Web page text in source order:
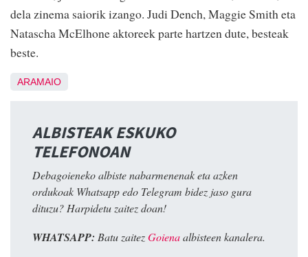
dela zinema saiorik izango. Judi Dench, Maggie Smith eta
Natascha McElhone aktoreek parte hartzen dute, besteak
beste.
ARAMAIO
ALBISTEAK ESKUKO
TELEFONOAN
Debagoieneko albiste nabarmenenak eta azken
ordukoak Whatsapp edo Telegram bidez jaso gura
dituzu? Harpidetu zaitez doan!
WHATSAPP: Batu zaitezGoienaalbisteen kanalera.